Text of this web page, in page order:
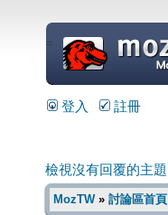
=
登入 註冊
檢視沒有回覆的主題
MozTW» 討論區首頁